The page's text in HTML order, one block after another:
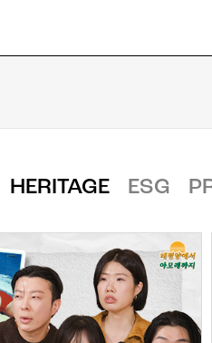
HERITAGE ESG